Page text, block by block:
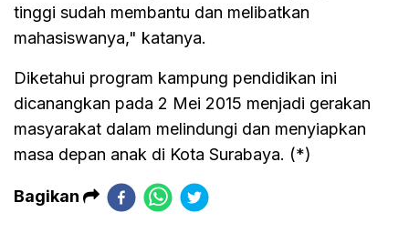
tinggi sudah membantu dan melibatkan
mahasiswanya," katanya.
Diketahui program kampung pendidikan ini
dicanangkan pada 2 Mei 2015 menjadi gerakan
masyarakat dalam melindungi dan menyiapkan
masa depan anak di Kota Surabaya. (*)
Bagikan